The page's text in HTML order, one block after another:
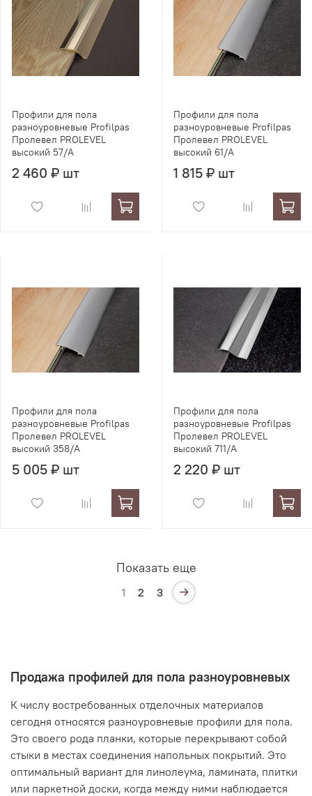
Профили для пола
разноуровневые Profilpas
Пролевел PROLEVEL
высокий 57/A
2 460 ₽ шт
Профили для пола
разноуровневые Profilpas
Пролевел PROLEVEL
высокий 61/A
1 815 ₽ шт
Профили для пола
разноуровневые Profilpas
Пролевел PROLEVEL
высокий 358/A
5 005 ₽ шт
Профили для пола
разноуровневые Profilpas
Пролевел PROLEVEL
высокий 711/A
2 220 ₽ шт
Показать еще
1 2 3
Продажа профилей для пола разноуровневых
К числу востребованных отделочных материалов
сегодня относятся разноуровневые профили для пола.
Это своего рода планки, которые перекрывают собой
стыки в местах соединения напольных покрытий. Это
оптимальный вариант для линолеума, ламината, плитки
или паркетной доски, когда между ними наблюдается